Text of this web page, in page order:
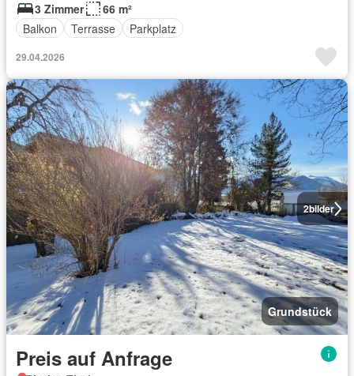
3 Zimmer
66 m²
Balkon
Terrasse Parkplatz
29.04.2026
2bilder
Grundstück
Preis auf Anfrage